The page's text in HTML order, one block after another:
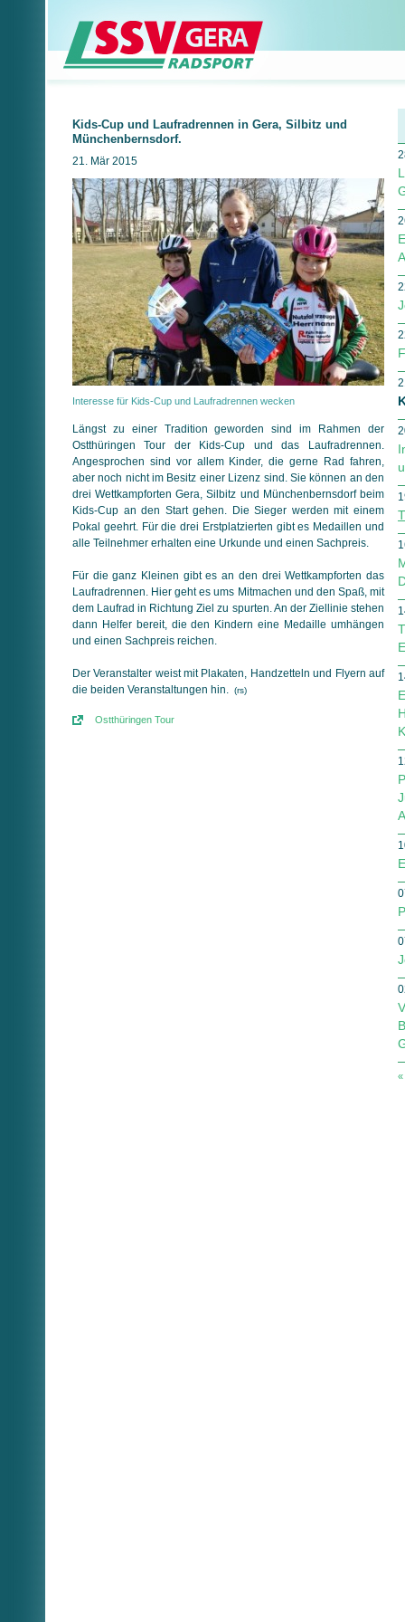
Kids-Cup und Laufradrennen in Gera, Silbitz und
Münchenbernsdorf.
21. Mär 2015
Interesse für Kids-Cup und Laufradrennen wecken
Längst zu einer Tradition geworden sind im Rahmen der
Ostthüringen Tour der Kids-Cup und das Laufradrennen.
Angesprochen sind vor allem Kinder, die gerne Rad fahren,
aber noch nicht im Besitz einer Lizenz sind. Sie können an den
drei Wettkampforten Gera, Silbitz und Münchenbernsdorf beim
Kids-Cup an den Start gehen. Die Sieger werden mit einem
Pokal geehrt. Für die drei Erstplatzierten gibt es Medaillen und
alle Teilnehmer erhalten eine Urkunde und einen Sachpreis.
Für die ganz Kleinen gibt es an den drei Wettkampforten das
Laufradrennen. Hier geht es ums Mitmachen und den Spaß, mit
dem Laufrad in Richtung Ziel zu spurten. An der Ziellinie stehen
dann Helfer bereit, die den Kindern eine Medaille umhängen
und einen Sachpreis reichen.
Der Veranstalter weist mit Plakaten, Handzetteln und Flyern auf
die beiden Veranstaltungen hin. (rs)
Ostthüringen Tour
«